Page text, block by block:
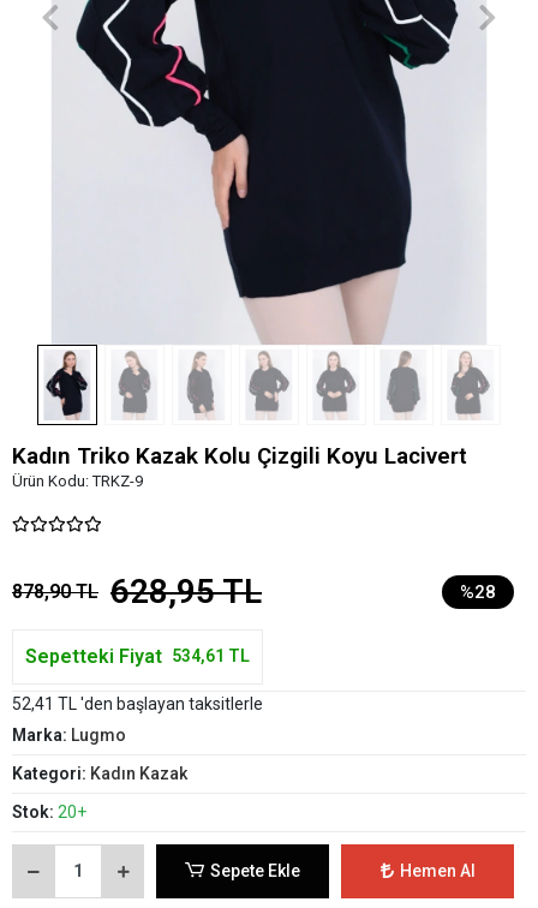
Kadın Triko Kazak Kolu Çizgili Koyu Lacivert
Ürün Kodu:TRKZ-9
878,90 TL 628,95 TL %28
Sepetteki Fiyat 534,61 TL
52,41 TL 'den başlayan taksitlerle
Marka: Lugmo
Kategori: Kadın Kazak
Stok: 20+
Sepete Ekle Hemen Al